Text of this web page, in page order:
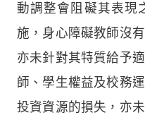
動調整會阻礙其表現
施，身心障礙教師沒
亦未針對其特質給予
師、學生權益及校務
投資資源的損失，亦